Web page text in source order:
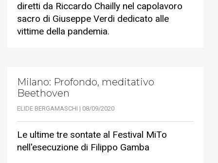
diretti da Riccardo Chailly nel capolavoro
sacro di Giuseppe Verdi dedicato alle
vittime della pandemia.
Milano: Profondo, meditativo
Beethoven
ELIDE BERGAMASCHI | 08/09/2020
Le ultime tre sontate al Festival MiTo
nell'esecuzione di Filippo Gamba